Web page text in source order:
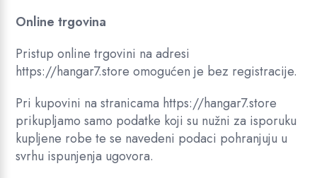
Online trgovina
Pristup online trgovini na adresi
https://hangar7.store omogućen je bez registracije.
Pri kupovini na stranicama https://hangar7.store
prikupljamo samo podatke koji su nužni za isporuku
kupljene robe te se navedeni podaci pohranjuju u
svrhu ispunjenja ugovora.